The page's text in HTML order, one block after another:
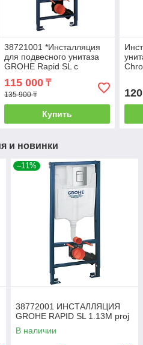
38721001 *Инсталляция
для подвесного унитаза
GROHE Rapid SL с
Cosmo,комплект 3-1
115 000₸
135 900 ₸
Купить
и новинки
–11%
38772001 ИНСТАЛЛЯЦИЯ
GROHE RAPID SL 1.13M proj
В наличии